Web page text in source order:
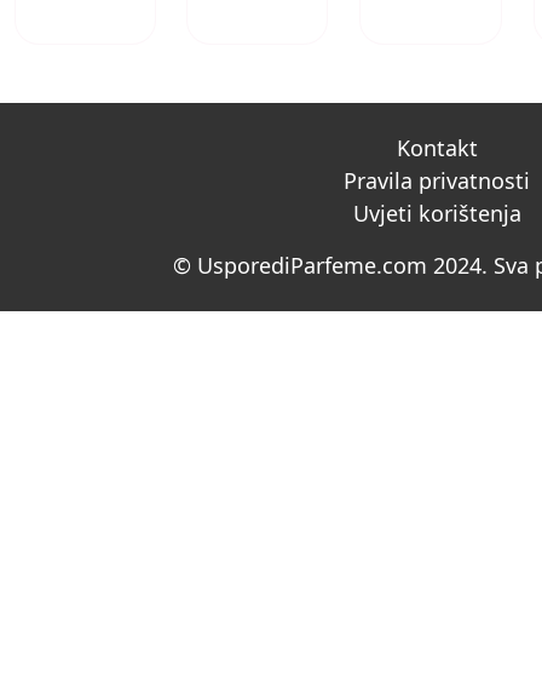
Kontakt
Pravila privatnosti
Uvjeti korištenja
© UsporediParfeme.com 2024. Sva